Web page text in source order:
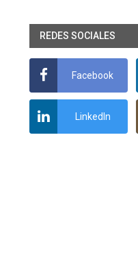
REDES SOCIALES
Facebook
LinkedIn